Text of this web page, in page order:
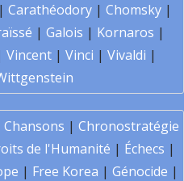
| Carathéodory| Chomsky|
| Galois | Kornaros |
Vincent | Vinci | Vivaldi |
Chansons | Chronostratégie
de l'Humanité | Échecs |
| Free Korea | Génocide |